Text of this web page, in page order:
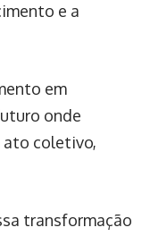
e a
em
onde
ato coletivo,
transformação